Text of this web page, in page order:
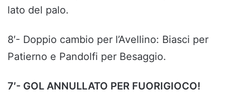
lato del palo.
8′- Doppio cambio per l’Avellino: Biasci per
Patierno e Pandolfi per Besaggio.
7′- GOL ANNULLATO PER FUORIGIOCO!